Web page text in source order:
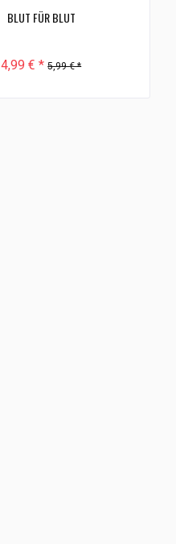
BLUT FÜR BLUT
4,99 € * 5,99 € *